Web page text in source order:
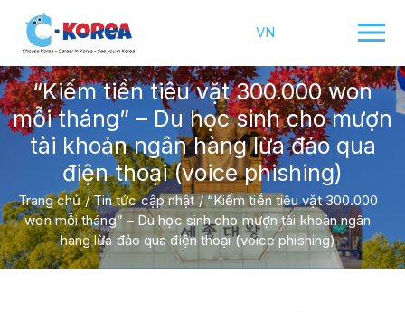
VN
“Kiếm tiền tiêu vặt 300.000 won
mỗi tháng” – Du học sinh cho mượn
tài khoản ngân hàng lừa đảo qua
điện thoại (voice phishing)
Trang chủ/Tin tức cập nhật/“Kiếm tiền tiêu vặt 300.000
won mỗi tháng” – Du học sinh cho mượn tài khoản ngân
hàng lừa đảo qua điện thoại (voice phishing)